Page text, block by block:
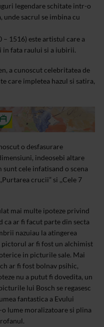
legendare schitate intr-o
unde sacrul se imbina cu
1516) este artistul care a
in fata raului si a iubirii.
a cunoscut celebritatea de
care impletea hazul si satira,
o desfasurare
indeosebi altare
cele infatisand o scena
crucii” si ,,Cele 7
mai multe ipoteze privind
ar fi facut parte din secta
nazuiau la atingerea
ar fi fost un alchimist
in picturile sale. Mai
ar fi fost bolnav psihic,
nu a putut fi dovedita, un
lui Bosch se regasesc
fantastica a Evului
lume moralizatoare si plina